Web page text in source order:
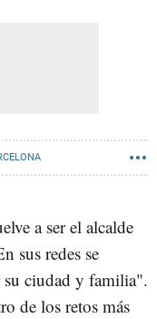
a ser el alcalde
sus redes se
su ciudad y familia".
de los retos más